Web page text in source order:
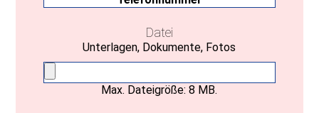
Datei
Unterlagen, Dokumente, Fotos
Max. Dateigröße: 8 MB.